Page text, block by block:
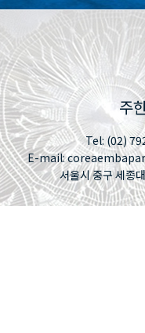
주
Tel: (02)
E-mail:
서울시 중구 세종